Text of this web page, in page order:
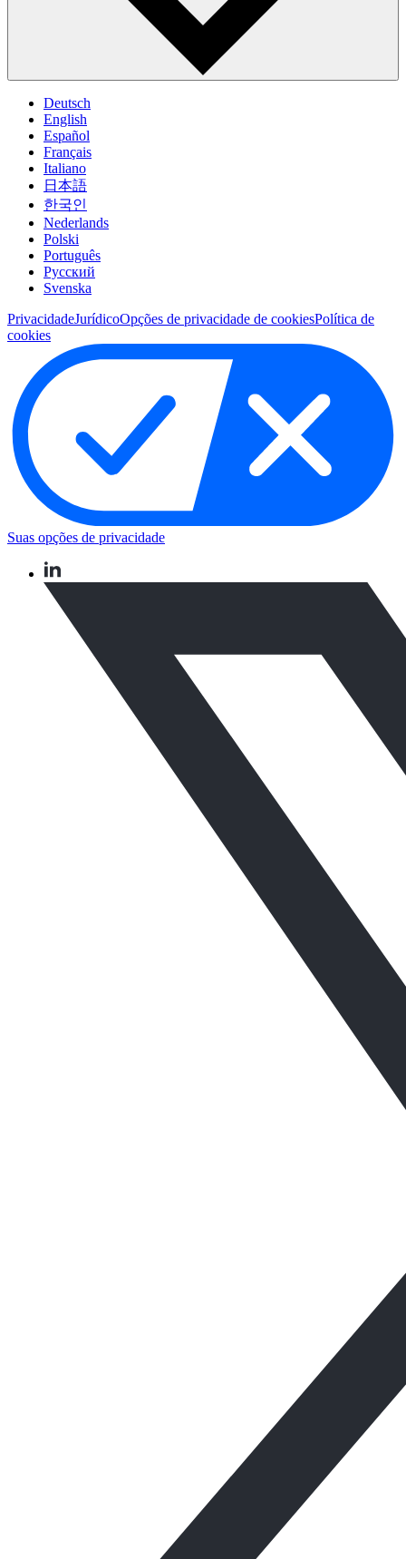
Deutsch
English
Español
Français
Italiano
日本語
한국인
Nederlands
Polski
Português
Pусский
Svenska
PrivacidadeJurídicoOpções de privacidade de cookiesPolítica de
cookies
Suas opções de privacidade